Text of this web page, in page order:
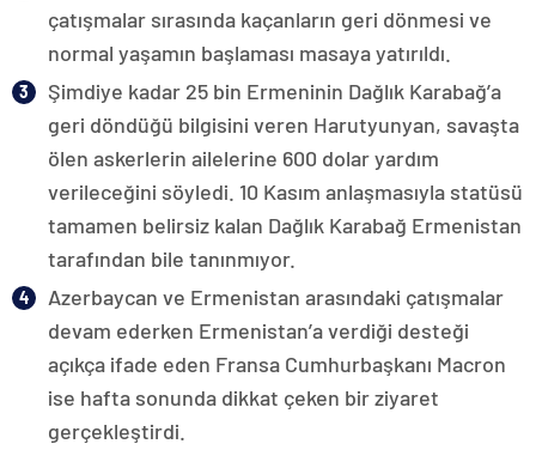
çatışmalar sırasında kaçanların geri dönmesi ve
normal yaşamın başlaması masaya yatırıldı.
Şimdiye kadar 25 bin Ermeninin Dağlık Karabağ’a
geri döndüğü bilgisini veren Harutyunyan, savaşta
ölen askerlerin ailelerine 600 dolar yardım
verileceğini söyledi. 10 Kasım anlaşmasıyla statüsü
tamamen belirsiz kalan Dağlık Karabağ Ermenistan
tarafından bile tanınmıyor.
Azerbaycan ve Ermenistan arasındaki çatışmalar
devam ederken Ermenistan’a verdiği desteği
açıkça ifade eden Fransa Cumhurbaşkanı Macron
ise hafta sonunda dikkat çeken bir ziyaret
gerçekleştirdi.